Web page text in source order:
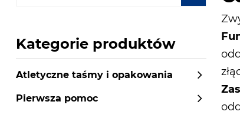
Kategorie produktów
Atletyczne taśmy i opakowania
Pierwsza pomoc